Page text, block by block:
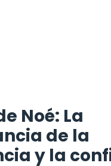
Noé: La
de la
y la